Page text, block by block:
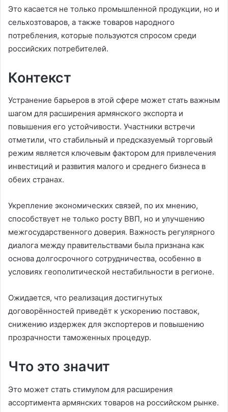
Это касается не только промышленной продукции, но и
сельхозтоваров, а также товаров народного
потребления, которые пользуются спросом среди
российских потребителей.
Контекст
Устранение барьеров в этой сфере может стать важным
шагом для расширения армянского экспорта и
повышения его устойчивости. Участники встречи
отметили, что стабильный и предсказуемый торговый
режим является ключевым фактором для привлечения
инвестиций и развития малого и среднего бизнеса в
обеих странах.
Укрепление экономических связей, по их мнению,
способствует не только росту ВВП, но и улучшению
межгосударственного доверия. Важность регулярного
диалога между правительствами была признана как
основа долгосрочного сотрудничества, особенно в
условиях геополитической нестабильности в регионе.
Ожидается, что реализация достигнутых
договорённостей приведёт к ускорению поставок,
снижению издержек для экспортеров и повышению
прозрачности таможенных процедур.
Что это значит
Это может стать стимулом для расширения
ассортимента армянских товаров на российском рынке.